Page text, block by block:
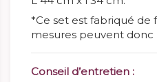
*Ce set est fabriqué de
mesures peuvent
Conseil d’entretien :